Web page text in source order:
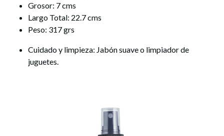
Grosor: 7 cms
Largo Total: 22.7 cms
Peso: 317 grs
Cuidado y limpieza: Jabón suave o limpiador de
juguetes.